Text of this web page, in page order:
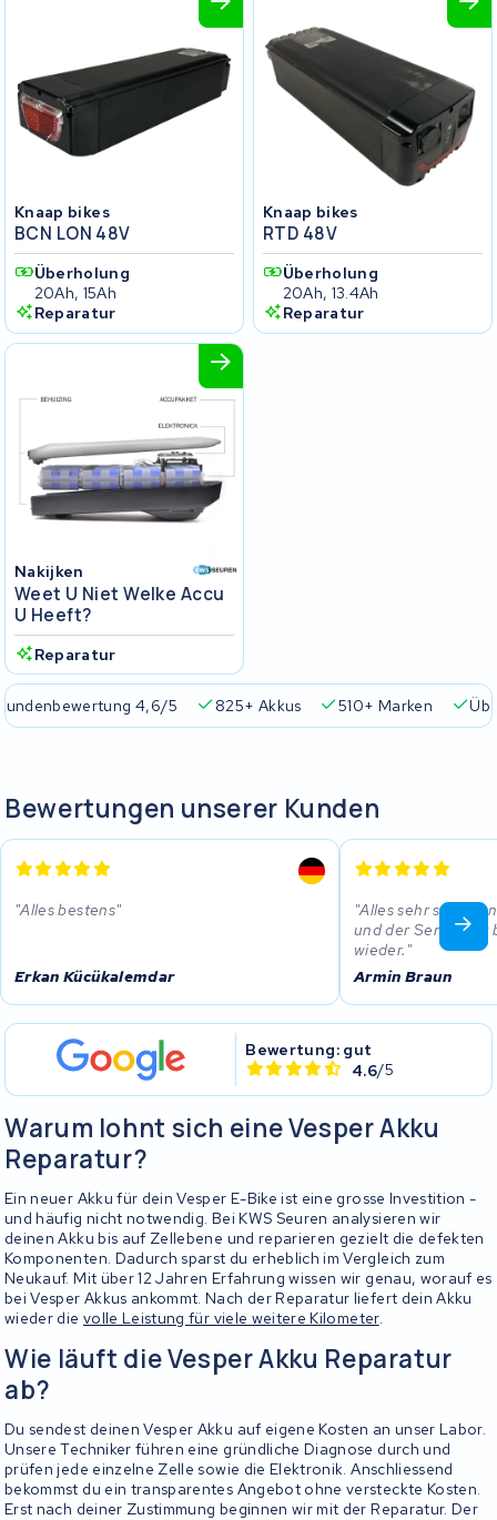
Knaap bikes
BCN LON 48V
Überholung
20Ah, 15Ah
Reparatur
Knaap bikes
RTD 48V
Überholung
20Ah, 13.4Ah
Reparatur
Nakijken
Weet U Niet Welke Accu
U Heeft?
Reparatur
4,6/5 825+ Akkus 510+ Marken
Bewertungen unserer Kunden
Alles bestens
Erkan Kücükalemdar
Alles sehr seriös
und der Service ist
wieder.
Armin Braun
Bewertung: gut
4.6/5
Warum lohnt sich eine Vesper Akku
Reparatur?
Ein neuer Akku für dein Vesper E-Bike ist eine grosse Investition -
und häufig nicht notwendig. Bei KWS Seuren analysieren wir
deinen Akku bis auf Zellebene und reparieren gezielt die defekten
Komponenten. Dadurch sparst du erheblich im Vergleich zum
Neukauf. Mit über 12 Jahren Erfahrung wissen wir genau, worauf es
bei Vesper Akkus ankommt. Nach der Reparatur liefert dein Akku
wieder die volle Leistung für viele weitere Kilometer.
Wie läuft die Vesper Akku Reparatur
ab?
Du sendest deinen Vesper Akku auf eigene Kosten an unser Labor.
Unsere Techniker führen eine gründliche Diagnose durch und
prüfen jede einzelne Zelle sowie die Elektronik. Anschliessend
bekommst du ein transparentes Angebot ohne versteckte Kosten.
Erst nach deiner Zustimmung beginnen wir mit der Reparatur. Der